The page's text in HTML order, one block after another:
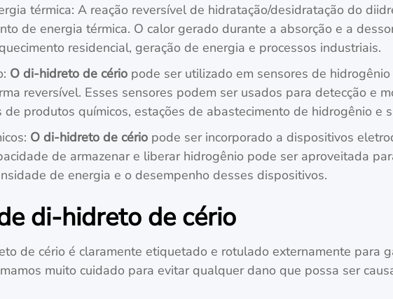
térmica: A reação reversível de hidratação/desidratação do
de energia térmica. O calor gerado durante a absorção e a
residencial, geração de energia e processos industriais.
O di-hidreto de cério pode ser utilizado em sensores de
reversível. Esses sensores podem ser usados para detecção e
de produtos químicos, estações de abastecimento de hidrogênio e
O di-hidreto de cério pode ser incorporado a dispositivos
de armazenar e liberar hidrogênio pode ser aproveitada
de energia e o desempenho desses dispositivos.
di-hidreto de cério
de cério é claramente etiquetado e rotulado externamente para
muito cuidado para evitar qualquer dano que possa ser